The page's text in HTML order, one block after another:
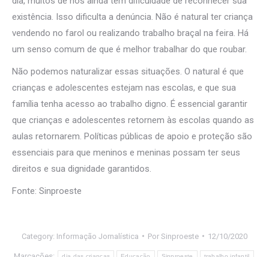
existência. Isso dificulta a denúncia. Não é natural ter criança
vendendo no farol ou realizando trabalho braçal na feira. Há
um senso comum de que é melhor trabalhar do que roubar.
Não podemos naturalizar essas situações. O natural é que
crianças e adolescentes estejam nas escolas, e que sua
família tenha acesso ao trabalho digno. É essencial garantir
que crianças e adolescentes retornem às escolas quando as
aulas retornarem. Políticas públicas de apoio e proteção são
essenciais para que meninos e meninas possam ter seus
direitos e sua dignidade garantidos.
Fonte: Sinproeste
Category: Informação Jornalística Por Sinproeste 12/10/2020